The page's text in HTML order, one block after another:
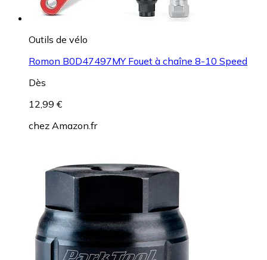
Outils de vélo
Romon B0D47497MY Fouet à chaîne 8-10 Speed
Dès
12,99 €
chez Amazon.fr